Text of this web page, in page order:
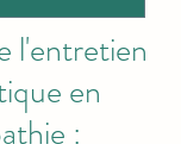
l'entretien
en
: